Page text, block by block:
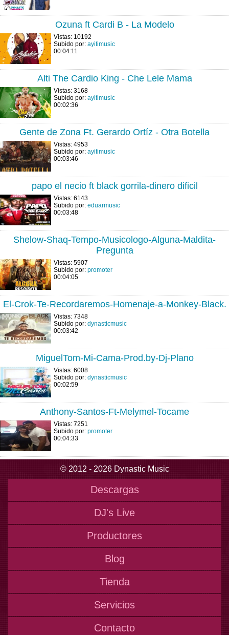
Ozuna ft Cardi B - La Modelo
Vistas: 10192
Subido por: ayitimusic
00:04:11
Alti The Cardio King - Che Lele Mama
Vistas: 3168
Subido por: ayitimusic
00:02:36
Gente de Zona Ft. Gerardo Ortíz - Otra Botella
Vistas: 4953
Subido por: ayitimusic
00:03:46
papo el necio ft black gorrila-dinero dificil
Vistas: 6143
Subido por: eduarmusic
00:03:48
Shelow-Shaq-Tempo-Musicologo-Alguna-Maldita-
Pregunta
Vistas: 5907
Subido por: promoter
00:04:05
El-Crok-Te-Recordaremos-Homenaje-a-Monkey-Black.
Vistas: 7348
Subido por: dynasticmusic
00:03:42
MiguelTom-Mi-Cama-Prod.by-Dj-Plano
Vistas: 6008
Subido por: dynasticmusic
00:02:59
Anthony-Santos-Ft-Melymel-Tocame
Vistas: 7251
Subido por: promoter
00:04:33
© 2012 - 2026 Dynastic Music
Descargas
DJ's Live
Productores
Blog
Tienda
Servicios
Contacto